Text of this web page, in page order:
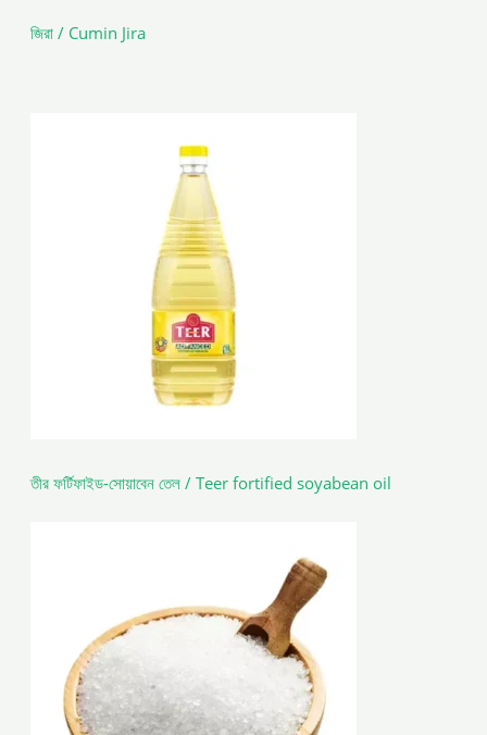
জিরা / Cumin Jira
তীর ফর্টিফাইড-সোয়াবেন তেল / Teer fortified soyabean oil